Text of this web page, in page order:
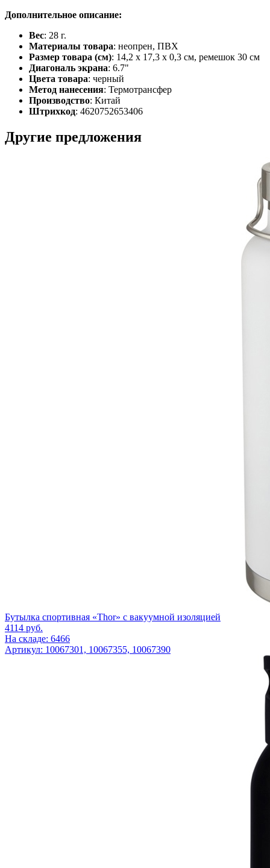
Дополнительное описание:
Вес: 28 г.
Материалы товара: неопрен, ПВХ
Размер товара (см): 14,2 х 17,3 х 0,3 см, ремешок 30 см
Диагональ экрана: 6.7"
Цвета товара: черный
Метод нанесения: Термотрансфер
Производство: Китай
Штрихкод: 4620752653406
Другие предложения
Бутылка спортивная «Thor» с вакуумной изоляцией
4114 руб.
На складе: 6466
Артикул: 10067301, 10067355, 10067390